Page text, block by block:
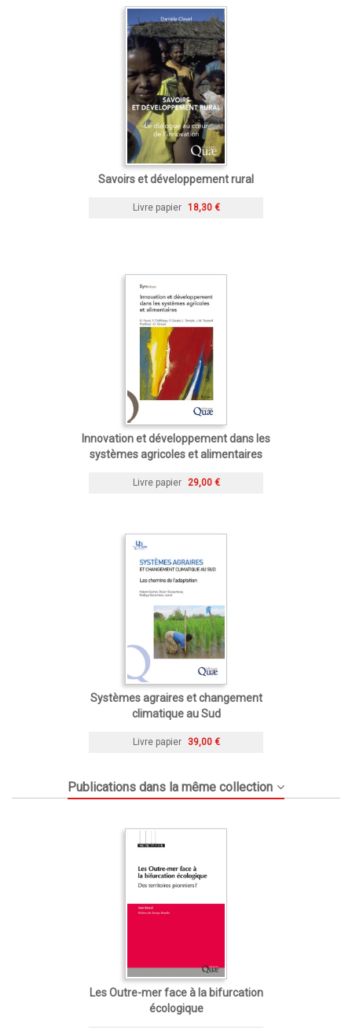
Savoirs et développement rural
Livre papier 18,30 €
Innovation et développement dans les
systèmes agricoles et alimentaires
Livre papier 29,00 €
Systèmes agraires et changement
climatique au Sud
Livre papier 39,00 €
Publications dans la même collection
Les Outre-mer face à la bifurcation
écologique